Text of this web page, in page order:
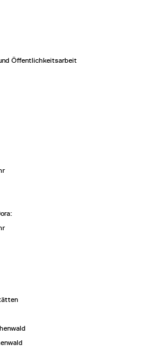
Öffentlichkeitsarbeit